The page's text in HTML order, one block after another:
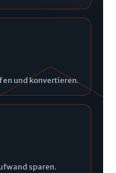
und konvertieren.
sparen.